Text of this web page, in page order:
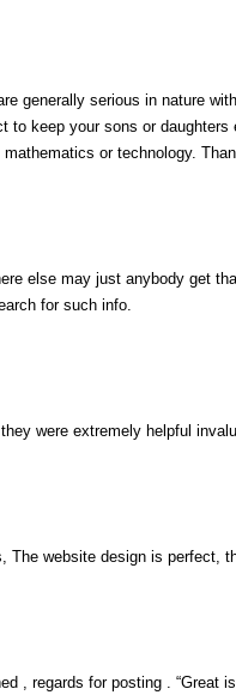
generally serious in nature
to keep your sons or
or technology.
else may just anybody get
for such info.
were extremely helpful
The website design is perfect,
, regards for posting . “Great